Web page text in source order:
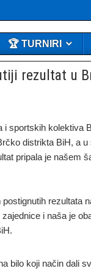
🏆 TURNIRI
rezultat u
sportskih kolektiva
distrikta BiH, a
pripala je našem
rezultata
i naša je
bilo koji način dali